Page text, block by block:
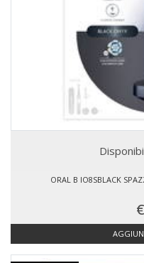
ORAL B IO8SBLACK